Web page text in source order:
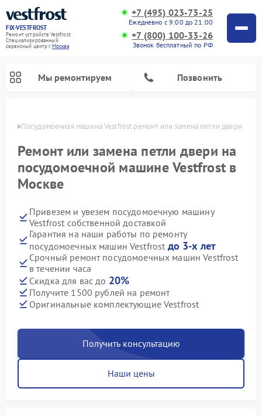
FIX-VESTFROST
Ремонт устройств Vestfrost
Специализированный
cервисный центр г.Москва
+7 (495) 023-73-25
Ежедневно с 9:00 до 21:00
+7 (800) 100-33-26
Звонок бесплатный по РФ
Мы ремонтируем Позвонить
Посудомоечная машина Vestfrost ремонт или замена петли двери
Ремонт или замена петли двери на
посудомоечной машине Vestfrost в
Москве
Привезем и увезем посудомоечную машину
Vestfrost собственной доставкой
Гарантия на наши работы по ремонту
посудомоечных машин Vestfrost до 3-х лет
Срочный ремонт посудомоечных машин Vestfrost
в течении часа
Скидка для вас до 20%
Получите 1500 рублей на ремонт
Оригинальные комплектующие Vestfrost
Получить консультацию
Наши цены